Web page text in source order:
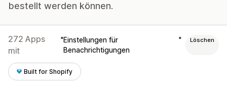
bestellt werden können.
272 Apps
mit
Einstellungen für
Benachrichtigungen
Löschen
Built for Shopify